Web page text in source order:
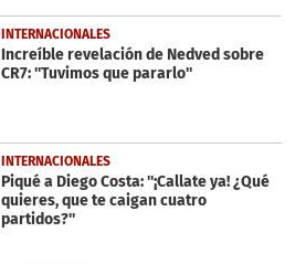
INTERNACIONALES
Increíble revelación de Nedved sobre
CR7: ''Tuvimos que pararlo''
INTERNACIONALES
Piqué a Diego Costa: ''¡Callate ya! ¿Qué
quieres, que te caigan cuatro
partidos?''